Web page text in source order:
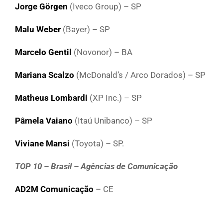
Jorge Görgen (Iveco Group) – SP
Malu Weber (Bayer) – SP
Marcelo Gentil (Novonor) – BA
Mariana Scalzo (McDonald’s / Arco Dorados) – SP
Matheus Lombardi (XP Inc.) – SP
Pâmela Vaiano (Itaú Unibanco) – SP
Viviane Mansi (Toyota) – SP.
TOP 10 – Brasil – Agências de Comunicação
AD2M Comunicação – CE